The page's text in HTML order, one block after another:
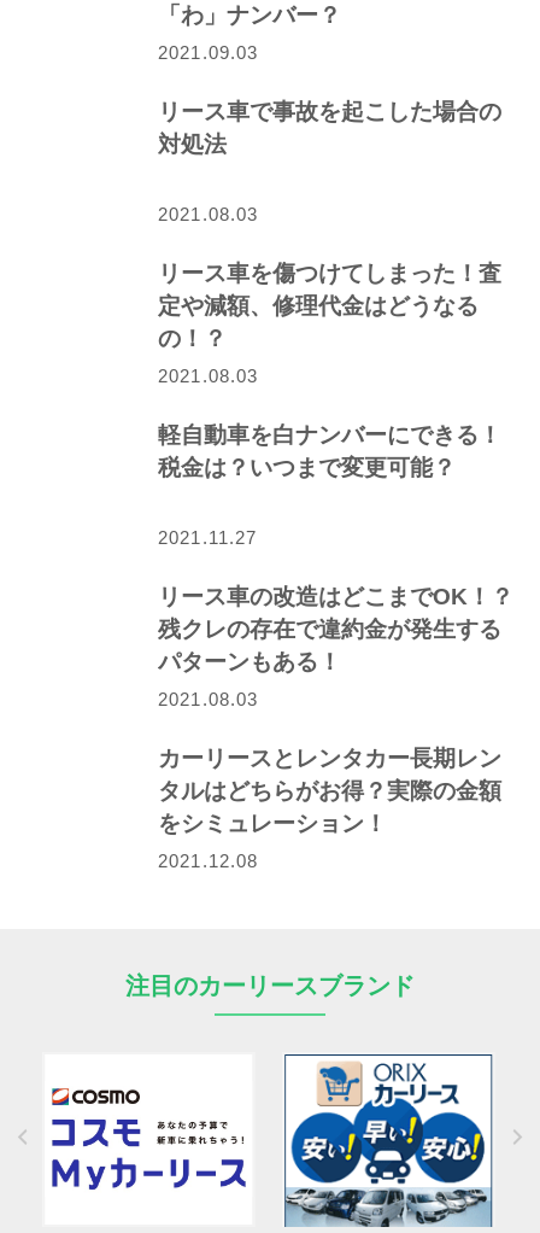
「わ」ナンバー？
2021.09.03
リース車で事故を起こした場合の
対処法
2021.08.03
リース車を傷つけてしまった！査
定や減額、修理代金はどうなる
の！？
2021.08.03
軽自動車を白ナンバーにできる！
税金は？いつまで変更可能？
2021.11.27
リース車の改造はどこまでOK！？
残クレの存在で違約金が発生する
パターンもある！
2021.08.03
カーリースとレンタカー長期レン
タルはどちらがお得？実際の金額
をシミュレーション！
2021.12.08
注目のカーリースブランド